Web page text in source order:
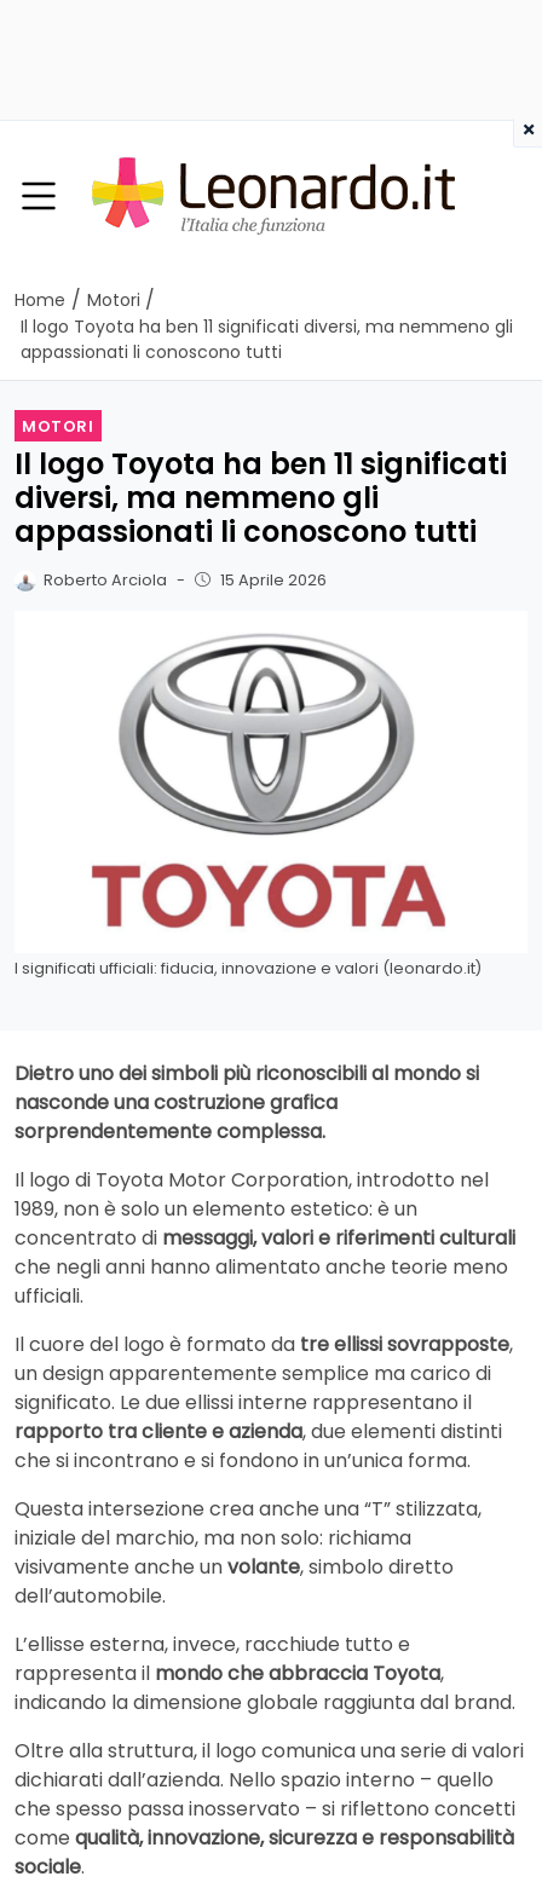
Home / Motori /
Il logo Toyota ha ben 11 significati diversi, ma nemmeno gli
appassionati li conoscono tutti
MOTORI
Il logo Toyota ha ben 11 significati
diversi, ma nemmeno gli
appassionati li conoscono tutti
Roberto Arciola - 15 Aprile 2026
I significati ufficiali: fiducia, innovazione e valori (leonardo.it)
Dietro uno dei simboli più riconoscibili al mondo si
nasconde una costruzione grafica
sorprendentemente complessa.
Il logo di Toyota Motor Corporation, introdotto nel
1989, non è solo un elemento estetico: è un
concentrato di messaggi, valori e riferimenti culturali
che negli anni hanno alimentato anche teorie meno
ufficiali.
Il cuore del logo è formato da tre ellissi sovrapposte,
un design apparentemente semplice ma carico di
significato. Le due ellissi interne rappresentano il
rapporto tra cliente e azienda, due elementi distinti
che si incontrano e si fondono in un’unica forma.
Questa intersezione crea anche una “T” stilizzata,
iniziale del marchio, ma non solo: richiama
visivamente anche unvolante, simbolo diretto
dell’automobile.
L’ellisse esterna, invece, racchiude tutto e
rappresenta il mondo che abbraccia Toyota,
indicando la dimensione globale raggiunta dal brand.
Oltre alla struttura, il logo comunica una serie di valori
dichiarati dall’azienda. Nello spazio interno – quello
che spesso passa inosservato – si riflettono concetti
come qualità, innovazione, sicurezza e responsabilità
sociale.
×